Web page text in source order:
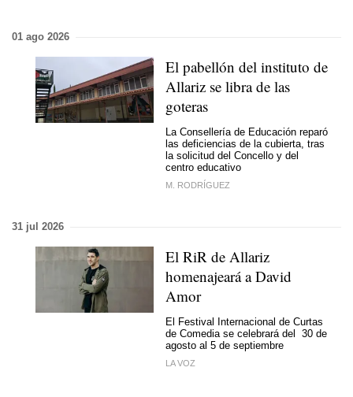
01 ago 2026
El pabellón del instituto de
Allariz se libra de las
goteras
La Consellería de Educación reparó
las deficiencias de la cubierta, tras
la solicitud del Concello y del
centro educativo
M. RODRÍGUEZ
31 jul 2026
El RiR de Allariz
homenajeará a David
Amor
El Festival Internacional de Curtas
de Comedia se celebrará del 30 de
agosto al 5 de septiembre
LA VOZ